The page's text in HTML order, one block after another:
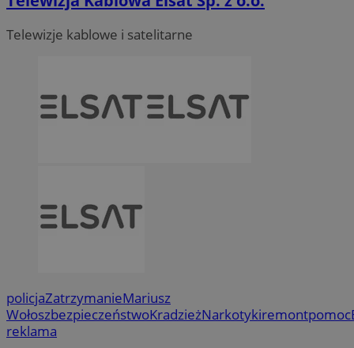
Telewizje kablowe i satelitarne
policjaZatrzymanieMariusz
WołoszbezpieczeństwoKradzieżNarkotykiremontpomoc
reklama